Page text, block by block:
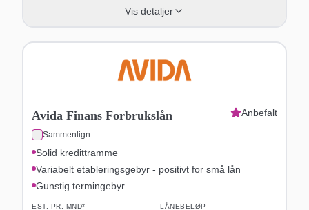
Vis detaljer
Avida Finans Forbrukslån
Sammenlign
Anbefalt
Solid kredittramme
Variabelt etableringsgebyr - positivt for små lån
Gunstig termingebyr
EST. PR. MND* LÅNEBELØP